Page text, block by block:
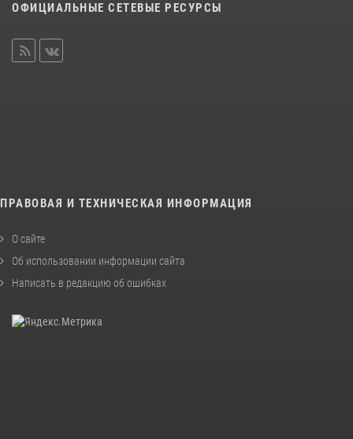
ОФИЦИАЛЬНЫЕ СЕТЕВЫЕ РЕСУРСЫ
ПРАВОВАЯ И ТЕХНИЧЕСКАЯ ИНФОРМАЦИЯ
О сайте
Об использовании информации сайта
Написать в редакцию об ошибках